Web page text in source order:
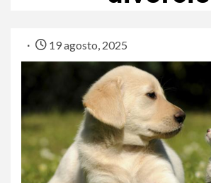
19 agosto, 2025